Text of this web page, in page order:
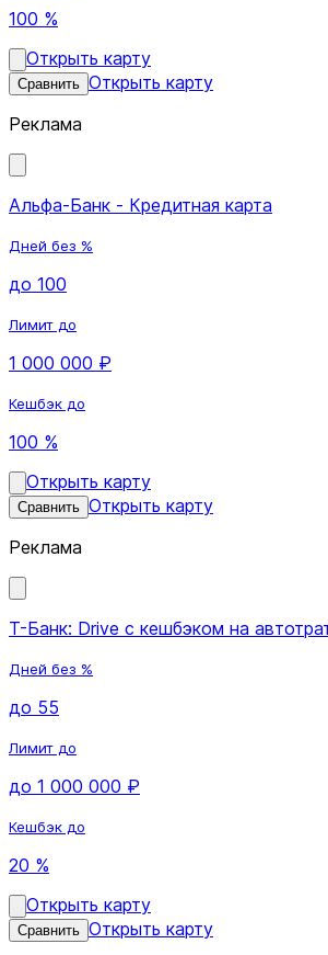
100 %
Открыть карту
Сравнить Открыть карту
Реклама
Альфа-Банк - Кредитная карта
Дней без %
до 100
Лимит до
1 000 000 ₽
Кешбэк до
100 %
Открыть карту
Сравнить Открыть карту
Реклама
Т-Банк: Drive с кешбэком на
Дней без %
до 55
Лимит до
до 1 000 000 ₽
Кешбэк до
20 %
Открыть карту
Сравнить Открыть карту